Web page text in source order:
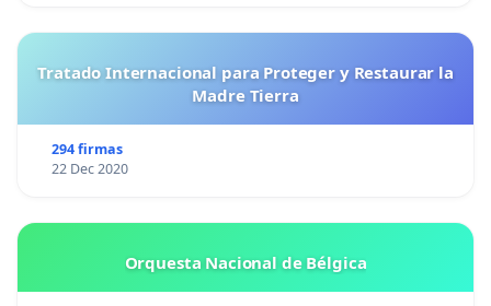
Tratado Internacional para Proteger y Restaurar la
Madre Tierra
294 firmas
22 Dec 2020
Orquesta Nacional de Bélgica